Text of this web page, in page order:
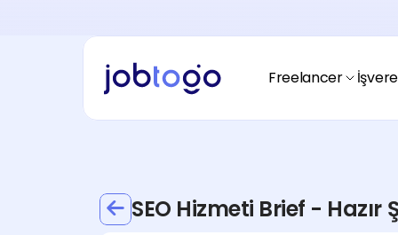
Freelancer
Nasıl başlayacağım?
Hikayemiz
Avantajları nedir?
Blogtogo
İşverenim nasıl ödeme yapmalıyım?
Fiyatlandırma
SEO Hizmeti Brief - Hazır